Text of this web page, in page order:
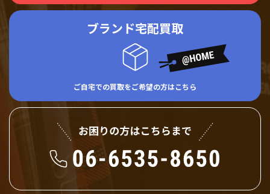
ブランド宅配買取
ご自宅での買取をご希望の方はこちら